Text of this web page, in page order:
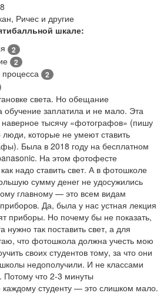
Ричес и другие
шкале:
2
2
2
света. Но обещание
обучение заплатила и не мало. Эта
тысячу «фотографов» (пишу
люди, которые не умеют ставить
Была в 2018 году на бесплатном
На этом фотофесте
надо ставить свет. А в фотошколе
сумму денег не удосужились
главному — это всем видам
Да, была у нас устная лекция
приборы. Но почему бы не показать,
нужно так поставить свет, а для
что фотошкола должна учесть мою
своих студентов тому, за что они
недополучили. И не классами
Потому что 2-3 минуты
студенту — это слишком мало.